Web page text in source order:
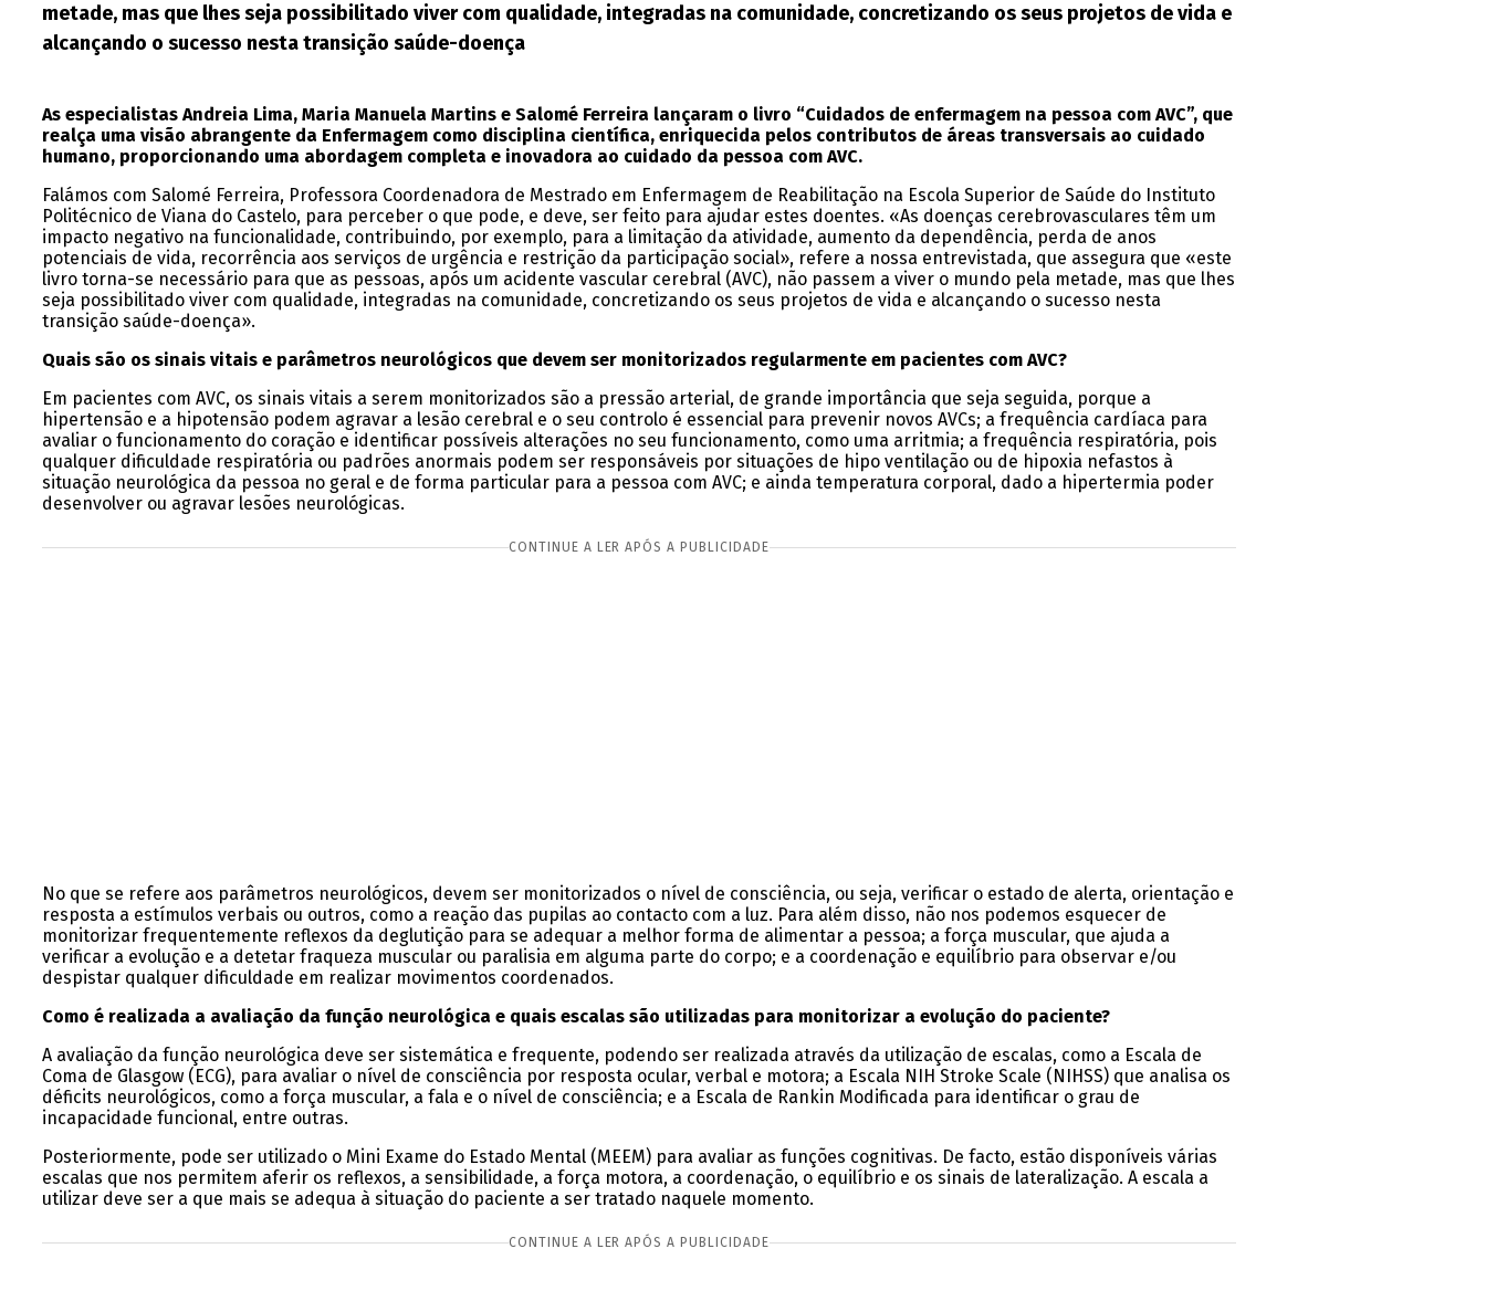
metade, mas que lhes seja possibilitado viver com qualidade, integradas na comunidade, concretizando os seus projetos de vida e
alcançando o sucesso nesta transição saúde-doença
As especialistas Andreia Lima, Maria Manuela Martins e Salomé Ferreira lançaram o livro “Cuidados de enfermagem na pessoa com AVC”, que
realça uma visão abrangente da Enfermagem como disciplina científica, enriquecida pelos contributos de áreas transversais ao cuidado
humano, proporcionando uma abordagem completa e inovadora ao cuidado da pessoa com AVC.
Falámos com Salomé Ferreira, Professora Coordenadora de Mestrado em Enfermagem de Reabilitação na Escola Superior de Saúde do Instituto
Politécnico de Viana do Castelo, para perceber o que pode, e deve, ser feito para ajudar estes doentes. «As doenças cerebrovasculares têm um
impacto negativo na funcionalidade, contribuindo, por exemplo, para a limitação da atividade, aumento da dependência, perda de anos
potenciais de vida, recorrência aos serviços de urgência e restrição da participação social», refere a nossa entrevistada, que assegura que «este
livro torna-se necessário para que as pessoas, após um acidente vascular cerebral (AVC), não passem a viver o mundo pela metade, mas que lhes
seja possibilitado viver com qualidade, integradas na comunidade, concretizando os seus projetos de vida e alcançando o sucesso nesta
transição saúde-doença».
Quais são os sinais vitais e parâmetros neurológicos que devem ser monitorizados regularmente em pacientes com AVC?
Em pacientes com AVC, os sinais vitais a serem monitorizados são a pressão arterial, de grande importância que seja seguida, porque a
hipertensão e a hipotensão podem agravar a lesão cerebral e o seu controlo é essencial para prevenir novos AVCs; a frequência cardíaca para
avaliar o funcionamento do coração e identificar possíveis alterações no seu funcionamento, como uma arritmia; a frequência respiratória, pois
qualquer dificuldade respiratória ou padrões anormais podem ser responsáveis por situações de hipo ventilação ou de hipoxia nefastos à
situação neurológica da pessoa no geral e de forma particular para a pessoa com AVC; e ainda temperatura corporal, dado a hipertermia poder
desenvolver ou agravar lesões neurológicas.
CONTINUE A LER APÓS A PUBLICIDADE
No que se refere aos parâmetros neurológicos, devem ser monitorizados o nível de consciência, ou seja, verificar o estado de alerta, orientação e
resposta a estímulos verbais ou outros, como a reação das pupilas ao contacto com a luz. Para além disso, não nos podemos esquecer de
monitorizar frequentemente reflexos da deglutição para se adequar a melhor forma de alimentar a pessoa; a força muscular, que ajuda a
verificar a evolução e a detetar fraqueza muscular ou paralisia em alguma parte do corpo; e a coordenação e equilíbrio para observar e/ou
despistar qualquer dificuldade em realizar movimentos coordenados.
Como é realizada a avaliação da função neurológica e quais escalas são utilizadas para monitorizar a evolução do paciente?
A avaliação da função neurológica deve ser sistemática e frequente, podendo ser realizada através da utilização de escalas, como a Escala de
Coma de Glasgow (ECG), para avaliar o nível de consciência por resposta ocular, verbal e motora; a Escala NIH Stroke Scale (NIHSS) que analisa os
déficits neurológicos, como a força muscular, a fala e o nível de consciência; e a Escala de Rankin Modificada para identificar o grau de
incapacidade funcional, entre outras.
Posteriormente, pode ser utilizado o Mini Exame do Estado Mental (MEEM) para avaliar as funções cognitivas. De facto, estão disponíveis várias
escalas que nos permitem aferir os reflexos, a sensibilidade, a força motora, a coordenação, o equilíbrio e os sinais de lateralização. A escala a
utilizar deve ser a que mais se adequa à situação do paciente a ser tratado naquele momento.
CONTINUE A LER APÓS A PUBLICIDADE